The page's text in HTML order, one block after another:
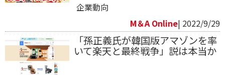
企業動向
M＆A Online| 2022/9/29
「孫正義氏が韓国版アマゾンを率
いて楽天と最終戦争」説は本当か